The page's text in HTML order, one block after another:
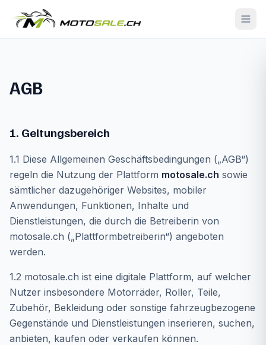
AGB
1. Geltungsbereich
1.1 Diese Allgemeinen Geschäftsbedingungen („AGB“)
regeln die Nutzung der Plattform motosale.ch sowie
sämtlicher dazugehöriger Websites, mobiler
Anwendungen, Funktionen, Inhalte und
Dienstleistungen, die durch die Betreiberin von
motosale.ch („Plattformbetreiberin“) angeboten
werden.
1.2 motosale.ch ist eine digitale Plattform, auf welcher
Nutzer insbesondere Motorräder, Roller, Teile,
Zubehör, Bekleidung oder sonstige fahrzeugbezogene
Gegenstände und Dienstleistungen inserieren, suchen,
anbieten, kaufen oder verkaufen können.